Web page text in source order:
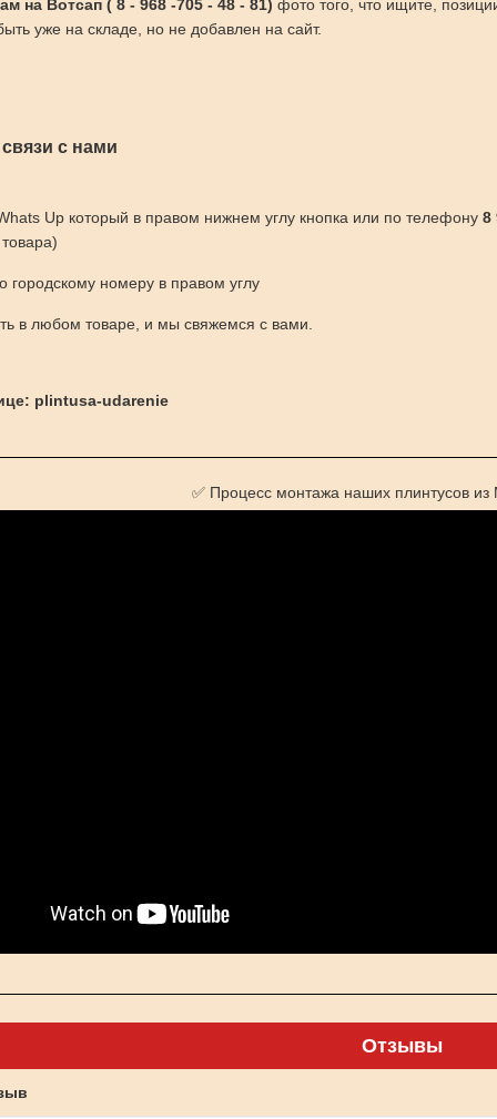
на Вотсап ( 8 - 968 -705 - 48 - 81) фото того, что ищите,
уже на складе, но не добавлен на сайт.
с нами
Up который в правом нижнем углу кнопка или по телефону 8
городскому номеру в правом углу
в любом товаре, и мы свяжемся с вами.
plintusa-udarenie
✅ Процесс монтажа наших плинтусов
Отзывы